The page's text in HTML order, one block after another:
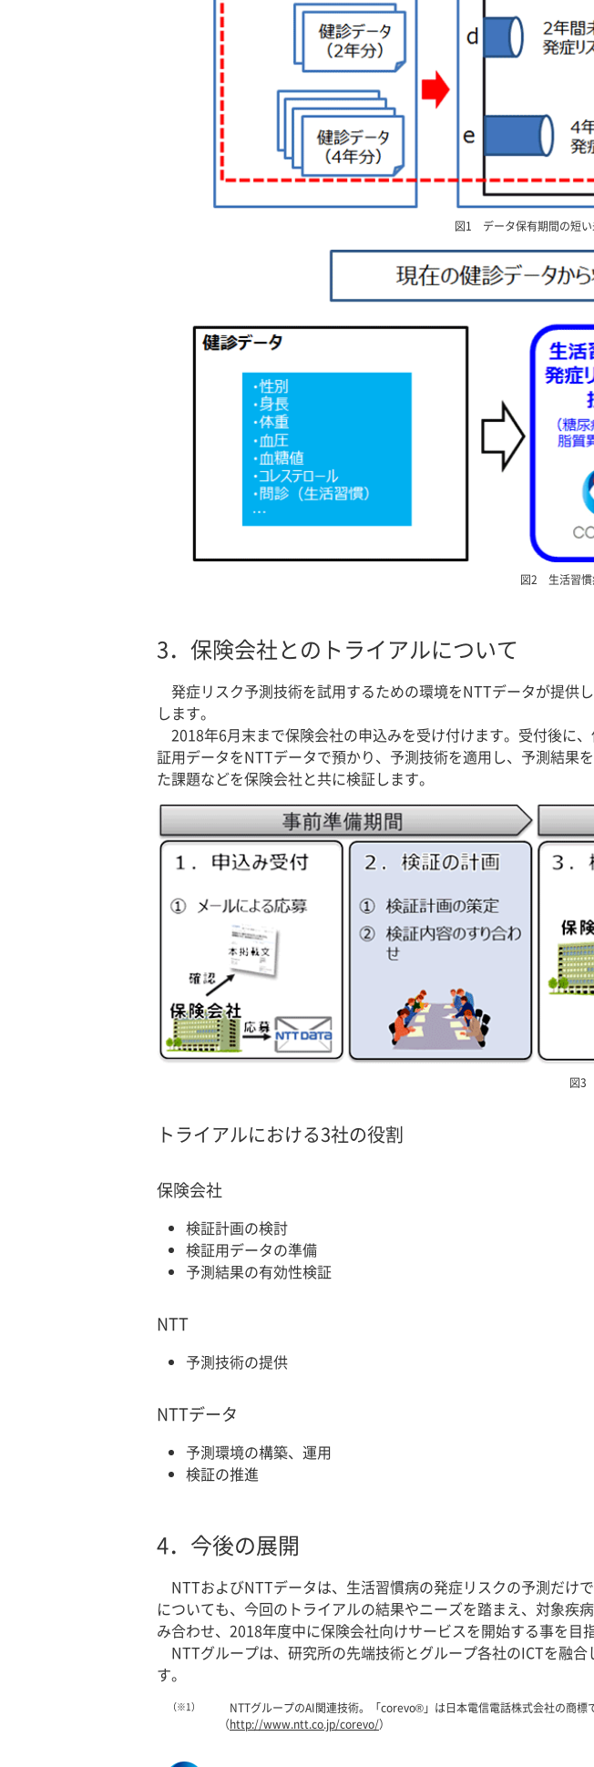
図1 データ保有期間の短い
図2 生活習慣
3． 保険会社とのトライアルについて
発症リスク予測技術を試用するための環境をNTTデータが提供
します。
2018年6月末まで保険会社の申込みを受け付けます。受付後に
証用データをNTTデータで預かり、予測技術を適用し、予測結果
た課題などを保険会社と共に検証します。
図3
トライアルにおける3社の役割
保険会社
検証計画の検討
検証用データの準備
予測結果の有効性検証
NTT
予測技術の提供
NTTデータ
予測環境の構築、運用
検証の推進
4． 今後の展開
NTTおよびNTTデータは、生活習慣病の発症リスクの予測だけ
についても、今回のトライアルの結果やニーズを踏まえ、対象
み合わせ、2018年度中に保険会社向けサービスを開始する事を目
NTTグループは、研究所の先端技術とグループ各社のICTを融
す。
（※1）
NTTグループのAI関連技術。「corevo®」は日本電信電話株式会社の商標
（http://www.ntt.co.jp/corevo/）